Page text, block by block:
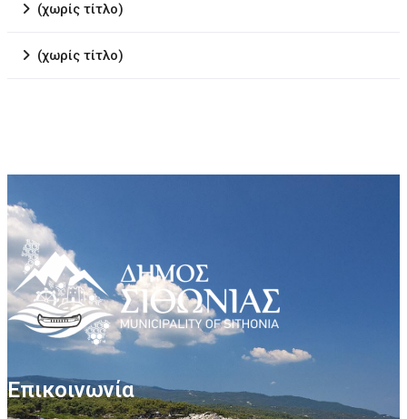
(χωρίς τίτλο)
(χωρίς τίτλο)
Επικοινωνία